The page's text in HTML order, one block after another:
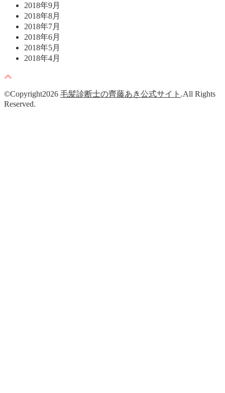
2018年9月
2018年8月
2018年7月
2018年6月
2018年5月
2018年4月
©Copyright2026 毛髪診断士の齊藤あき公式サイト .All Rights
Reserved.